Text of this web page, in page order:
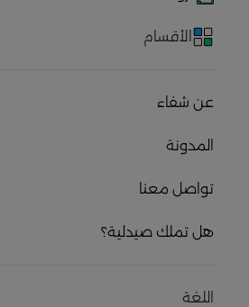
الأقسام
عن شفاء
المدونة
تواصل معنا
هل تملك صيدلية؟
اللغة